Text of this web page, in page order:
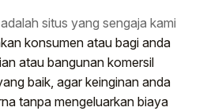
adalah situs yang sengaja kami
konsumen atau bagi anda
atau bangunan komersil
baik, agar keinginan anda
tanpa mengeluarkan biaya